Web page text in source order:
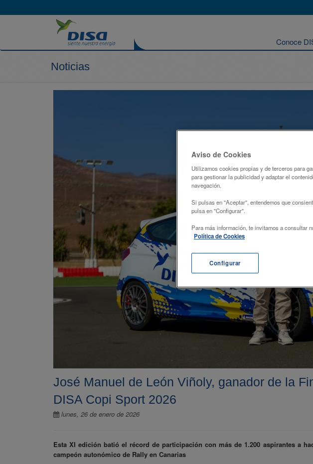
Conoce
Noticias
José Manuel de León Viñoly, ganador de la
DISA Copi Sport 2026
lunes, 26 de enero de 2026
Esta XI edición batió el récord de participación con más de 1.200 aspirantes a
campeón autonómico de Rally en Canarias
Aviso de Cookies
Utilizamos cookies propias y de terceros para
para gestionar la publicidad y adaptar el
navegación.
Si pulsas en "Aceptar", entendemos que
pulsa en "Configurar".
Para más información, te invitamos a consultar
Política de Cookies
Configurar